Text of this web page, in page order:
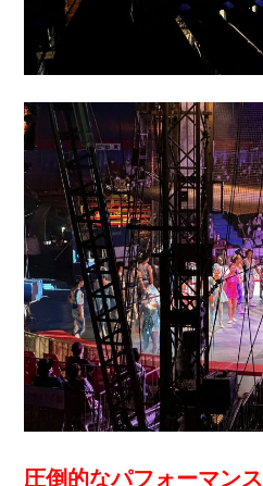
圧倒的なパフォーマンス